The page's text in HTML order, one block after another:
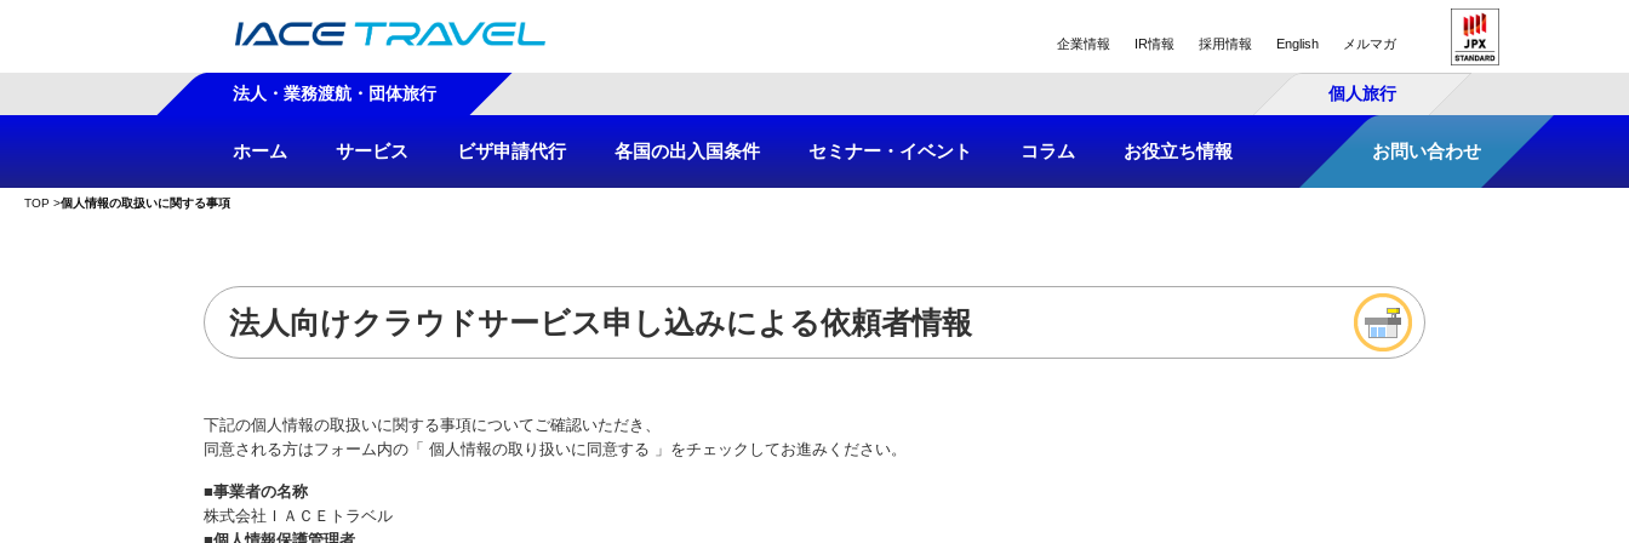
企業情報 IR情報 採用情報 English メルマガ
法人・業務渡航・団体旅行 個人旅行
ホーム サービス ビザ申請代行 各国の出入国条件 セミナー・イベント コラム お役立ち情報 お問い合わせ
TOP >個人情報の取扱いに関する事項
法人向けクラウドサービス申し込みによる依頼者情報
下記の個人情報の取扱いに関する事項についてご確認いただき、
同意される方はフォーム内の「 個人情報の取り扱いに同意する 」をチェックしてお進みください。
■事業者の名称
株式会社ＩＡＣＥトラベル